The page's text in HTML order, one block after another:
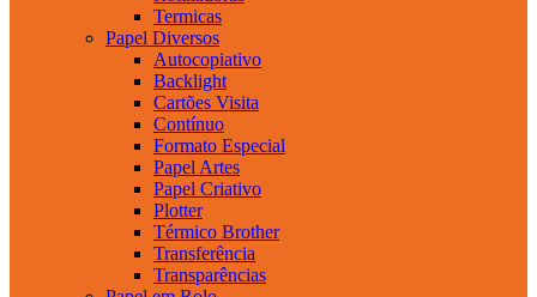
Termicas
Papel Diversos
Autocopiativo
Backlight
Cartões Visita
Contínuo
Formato Especial
Papel Artes
Papel Criativo
Plotter
Térmico Brother
Transferência
Transparências